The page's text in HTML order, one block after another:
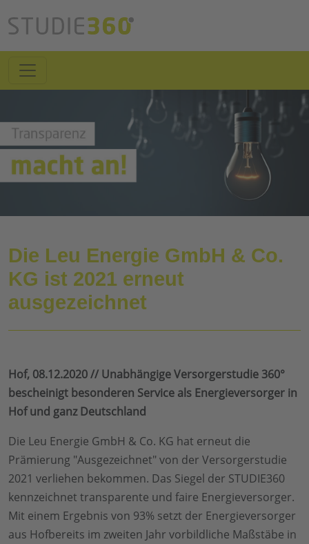
Die Leu Energie GmbH & Co.
KG ist 2021 erneut
ausgezeichnet
Hof, 08.12.2020 // Unabhängige Versorgerstudie 360°
bescheinigt besonderen Service als Energieversorger in
Hof und ganz Deutschland
Die Leu Energie GmbH & Co. KG hat erneut die
Prämierung "Ausgezeichnet" von der Versorgerstudie
2021 verliehen bekommen. Das Siegel der STUDIE360
kennzeichnet transparente und faire Energieversorger.
Mit einem Ergebnis von 93% setzt der Energieversorger
aus Hofbereits im zweiten Jahr vorbildliche Maßstäbe in